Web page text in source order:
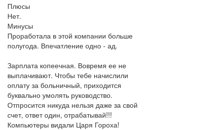
Плюсы
Нет.
Минусы
Проработала в этой компании больше
полугода. Впечатление одно - ад.
Зарплата копеечная. Вовремя ее не
выплачивают. Чтобы тебе начислили
оплату за больничный, приходится
буквально умолять руководство.
Отпросится никуда нельзя даже за свой
счет, ответ один, отрабатывай!!!
Компьютеры видали Царя Гороха!